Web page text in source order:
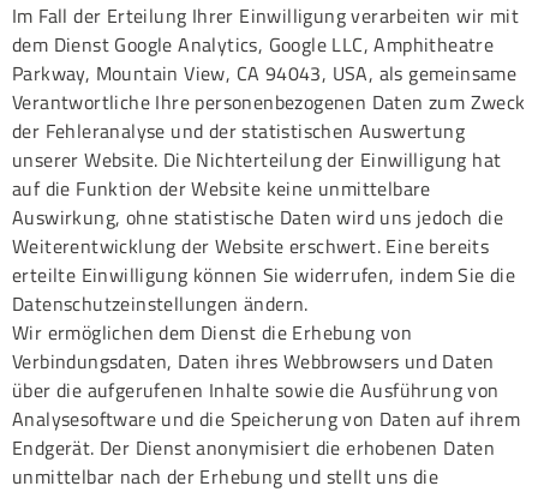
Im Fall der Erteilung Ihrer Einwilligung verarbeiten wir mit
dem Dienst Google Analytics, Google LLC, Amphitheatre
Parkway, Mountain View, CA 94043, USA, als gemeinsame
Verantwortliche Ihre personenbezogenen Daten zum Zweck
der Fehleranalyse und der statistischen Auswertung
unserer Website. Die Nichterteilung der Einwilligung hat
auf die Funktion der Website keine unmittelbare
Auswirkung, ohne statistische Daten wird uns jedoch die
Weiterentwicklung der Website erschwert. Eine bereits
erteilte Einwilligung können Sie widerrufen, indem Sie die
Datenschutzeinstellungen ändern.
Wir ermöglichen dem Dienst die Erhebung von
Verbindungsdaten, Daten ihres Webbrowsers und Daten
über die aufgerufenen Inhalte sowie die Ausführung von
Analysesoftware und die Speicherung von Daten auf ihrem
Endgerät. Der Dienst anonymisiert die erhobenen Daten
unmittelbar nach der Erhebung und stellt uns die